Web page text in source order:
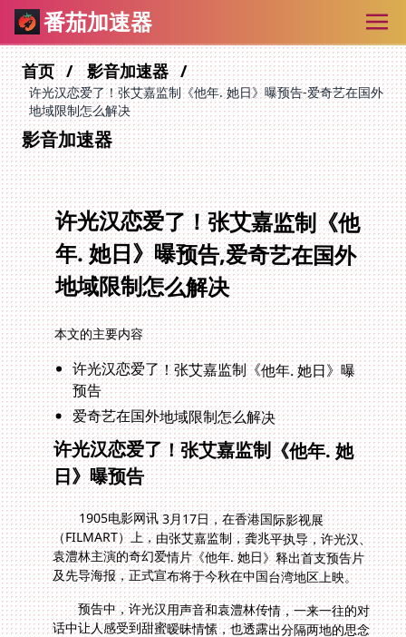
番茄加速器
首页 影音加速器
许光汉恋爱了！张艾嘉监制《他年. 她日》曝预告-爱奇艺在国外
地域限制怎么解决
影音加速器
许光汉恋爱了！张艾嘉监制《他
年. 她日》曝预告,爱奇艺在国外
地域限制怎么解决
本文的主要内容
许光汉恋爱了！张艾嘉监制《他年. 她日》曝
预告
爱奇艺在国外地域限制怎么解决
许光汉恋爱了！张艾嘉监制《他年. 她
日》曝预告
1905电影网讯 3月17日，在香港国际影视展
（FILMART）上，由张艾嘉监制，龚兆平执导，许光汉、
袁澧林主演的奇幻爱情片《他年. 她日》释出首支预告片
及先导海报，正式宣布将于今秋在中国台湾地区上映。
预告中，许光汉用声音和袁澧林传情，一来一往的对
话中让人感受到甜蜜暧昧情愫，也透露出分隔两地的思念
难舍之情。由黄海操刀的先导海报中，许光汉与袁澧林唯
美飘浮在空中，构成时钟的时针与分针的意象，呼应片名